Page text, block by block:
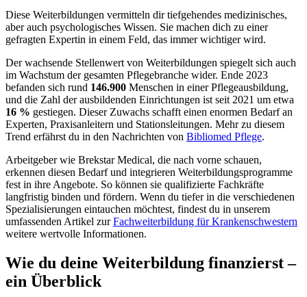
Diese Weiterbildungen vermitteln dir tiefgehendes medizinisches,
aber auch psychologisches Wissen. Sie machen dich zu einer
gefragten Expertin in einem Feld, das immer wichtiger wird.
Der wachsende Stellenwert von Weiterbildungen spiegelt sich auch
im Wachstum der gesamten Pflegebranche wider. Ende 2023
befanden sich rund 146.900 Menschen in einer Pflegeausbildung,
und die Zahl der ausbildenden Einrichtungen ist seit 2021 um etwa
16 % gestiegen. Dieser Zuwachs schafft einen enormen Bedarf an
Experten, Praxisanleitern und Stationsleitungen. Mehr zu diesem
Trend erfährst du in den Nachrichten von Bibliomed Pflege.
Arbeitgeber wie Brekstar Medical, die nach vorne schauen,
erkennen diesen Bedarf und integrieren Weiterbildungsprogramme
fest in ihre Angebote. So können sie qualifizierte Fachkräfte
langfristig binden und fördern. Wenn du tiefer in die verschiedenen
Spezialisierungen eintauchen möchtest, findest du in unserem
umfassenden Artikel zurFachweiterbildung für Krankenschwestern
weitere wertvolle Informationen.
Wie du deine Weiterbildung finanzierst –
ein Überblick